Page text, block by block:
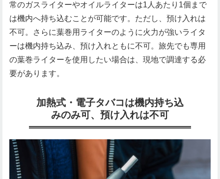
常のガスライターやオイルライターは1人あたり1個まで
は機内へ持ち込むことが可能です。ただし、預け入れは
不可。さらに葉巻用ライターのように火力が強いライタ
ーは機内持ち込み、預け入れともに不可。旅先でも専用
の葉巻ライターを使用したい場合は、現地で調達する必
要があります。
加熱式・電子タバコは機内持ち込
みのみ可、預け入れは不可